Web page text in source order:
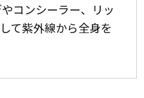
コンシーラー、リッ
て紫外線から全身を